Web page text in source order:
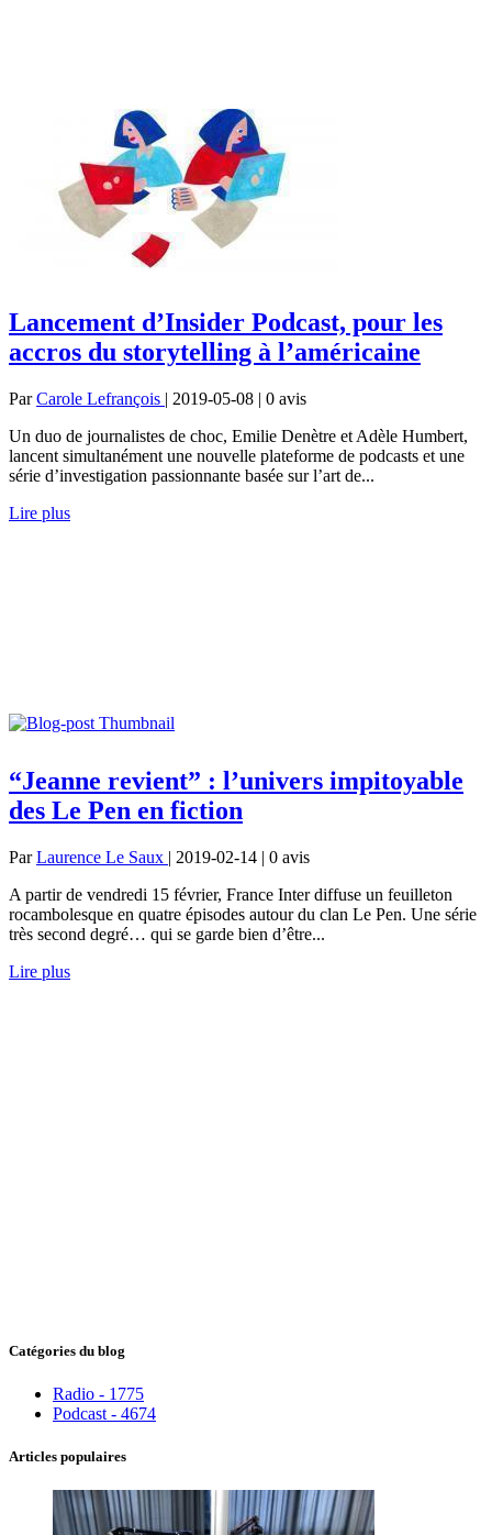
Lancement d’Insider Podcast, pour les
accros du storytelling à l’américaine
ParCarole Lefrançois | 2019-05-08 | 0 avis
Un duo de journalistes de choc, Emilie Denètre et Adèle Humbert,
lancent simultanément une nouvelle plateforme de podcasts et une
série d’investigation passionnante basée sur l’art de...
Lire plus
“Jeanne revient” : l’univers impitoyable
des Le Pen en fiction
ParLaurence Le Saux | 2019-02-14 | 0 avis
A partir de vendredi 15 février, France Inter diffuse un feuilleton
rocambolesque en quatre épisodes autour du clan Le Pen. Une série
très second degré… qui se garde bien d’être...
Lire plus
Catégories du blog
Radio - 1775
Podcast - 4674
Articles populaires